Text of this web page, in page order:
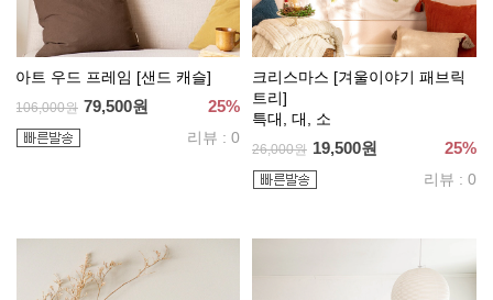
아트 우드 프레임 [샌드 캐슬]
106,000원 79,500원 25%
리뷰 : 0
크리스마스 [겨울이야기 패브릭
트리]
특대, 대, 소
26,000원 19,500원 25%
리뷰 : 0